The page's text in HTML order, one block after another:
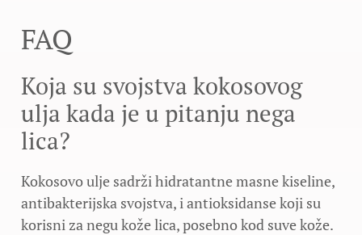
FAQ
Koja su svojstva kokosovog
ulja kada je u pitanju nega
lica?
Kokosovo ulje sadrži hidratantne masne kiseline,
antibakterijska svojstva, i antioksidanse koji su
korisni za negu kože lica, posebno kod suve kože.